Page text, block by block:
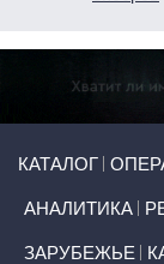
КАТАЛОГ
АНАЛИТИКА
ЗАРУБЕЖЬЕ